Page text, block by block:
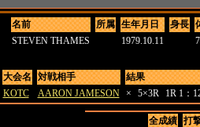
名前 所属 生年月日 身長
STEVEN THAMES
1979.10.11
大会名 対戦相手 結果
KOTC AARON JAMESON × 5×3R 1R 1：
全成績 打